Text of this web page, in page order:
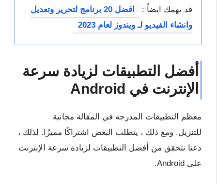
قد يهمك ايضاً :
افضل 20 برنامج لتحرير وتعديل
وانشاء الفيديو لـ ويندوز لعام 2023
أفضل التطبيقات لزيادة سرعة
الإنترنت في Android
معظم التطبيقات المدرجة في المقالة مجانية
للتنزيل. ومع ذلك ، يتطلب البعض اشتراكًا مميزًا. لذلك ،
دعنا نتحقق من أفضل التطبيقات لزيادة سرعة الإنترنت
على Android.